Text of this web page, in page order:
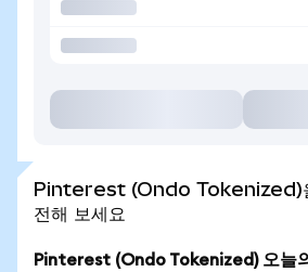
Pinterest (Ondo Tokenized)
전해 보세요
Pinterest (Ondo Tokenized) 오늘